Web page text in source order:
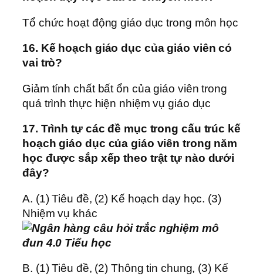
Tổ chức hoạt động giáo dục trong môn học
16. Kế hoạch giáo dục của giáo viên có
vai trò?
Giảm tính chất bất ổn của giáo viên trong
quá trình thực hiện nhiệm vụ giáo dục
17. Trình tự các đề mục trong cấu trúc kế
hoạch giáo dục của giáo viên trong năm
học được sắp xếp theo trật tự nào dưới
đây?
A. (1) Tiêu đề, (2) Kế hoạch dạy học. (3)
Nhiệm vụ khác
B. (1) Tiêu đề, (2) Thông tin chung, (3) Kế